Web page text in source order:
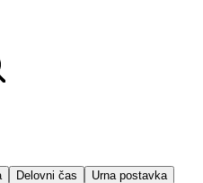
Delovni čas Urna postavka